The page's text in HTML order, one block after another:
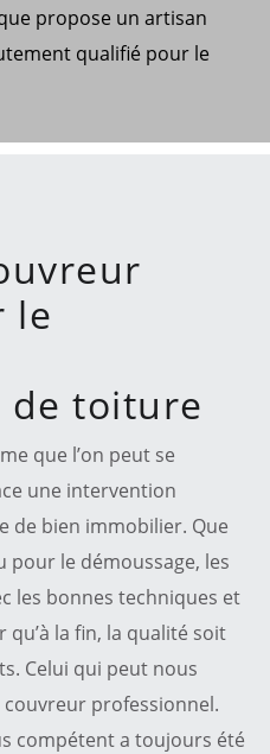
propose un artisan
qualifié pour le
le
de toiture
que l’on peut se
une intervention
de bien immobilier. Que
pour le démoussage, les
les bonnes techniques et
la fin, la qualité soit
Celui qui peut nous
couvreur professionnel.
compétent a toujours été